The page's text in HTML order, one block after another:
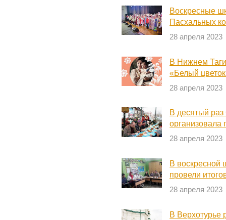
Воскресные
Пасхальных
28 апреля 2023
В Нижнем
«Белый
28 апреля 2023
В десятый
организовала
28 апреля 2023
В воскресной
провели
28 апреля 2023
В Верхотурье